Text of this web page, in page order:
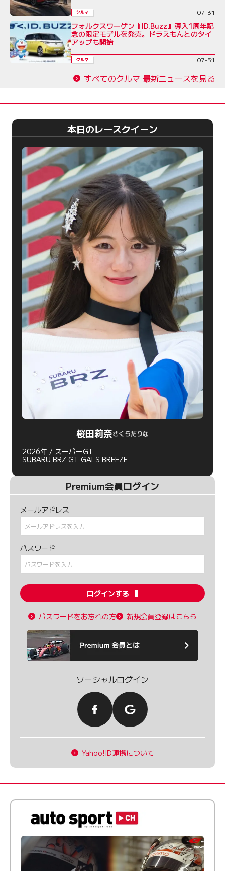
クルマ 07-31
フォルクスワーゲン『ID.Buzz』導入1周年記
念の限定モデルを発売。ドラえもんとのタイ
アップも開始
クルマ 07-31
すべてのクルマ 最新ニュースを見る
本日のレースクイーン
桜田莉奈さくらだりな
2026年 / スーパーGT
SUBARU BRZ GT GALS BREEZE
Premium会員ログイン
メールアドレス
パスワード
ログインする
パスワードをお忘れの方 新規会員登録はこちら
ソーシャルログイン
Yahoo!ID連携について